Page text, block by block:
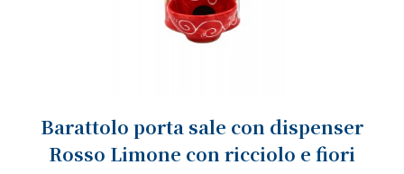
Barattolo porta sale con dispenser
Rosso Limone con ricciolo e fiori